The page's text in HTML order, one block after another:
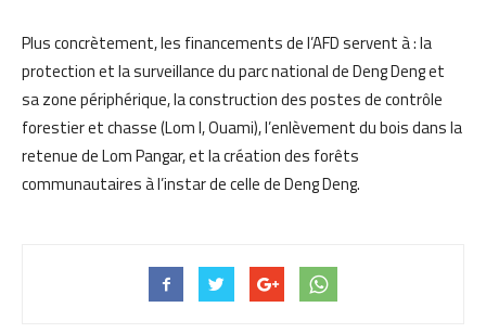
Plus concrètement, les financements de l’AFD servent à : la
protection et la surveillance du parc national de Deng Deng et
sa zone périphérique, la construction des postes de contrôle
forestier et chasse (Lom I, Ouami), l’enlèvement du bois dans la
retenue de Lom Pangar, et la création des forêts
communautaires à l’instar de celle de Deng Deng.